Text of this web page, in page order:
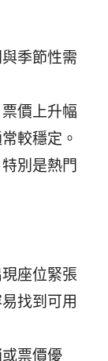
季節性需
價上升幅
較穩定。
別是熱門
座位緊張
找到可用
票價優